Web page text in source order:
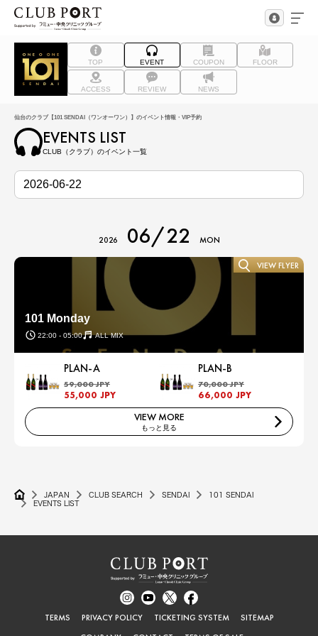
TOP EVENT COUPON FLOOR
ACCESS REVIEW NEWS
仙台のクラブ【101 SENDAI（ワンオーワン）】のイベント情報・VIP予約
EVENTS LIST
CLUB（クラブ）のイベント一覧
2026 06/22 MON
101 Monday
22:00 - 05:00 ALL MIX
VIEW FLYER
PLAN-A
59,000 JPY
55,000 JPY
PLAN-B
70,000 JPY
66,000 JPY
VIEW MORE
もっと見る
JAPAN CLUB SEARCH SENDAI
101 SENDAI
EVENTS LIST
TERMS PRIVACY POLICY TICKETING SYSTEM
SITEMAP